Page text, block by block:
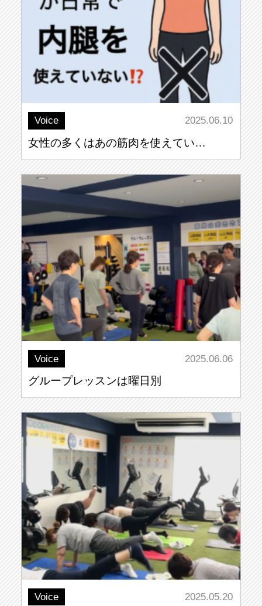
Voice 2025.06.10
女性の多くはあの筋肉を使えてい…
Voice 2025.06.06
グループレッスンは曜日別
Voice 2025.05.20